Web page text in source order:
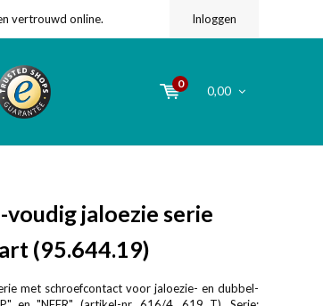
vertrouwd online. Inloggen
0
0,00
voudig jaloezie serie
(95.644.19)
met schroefcontact voor jaloezie- en dubbel-